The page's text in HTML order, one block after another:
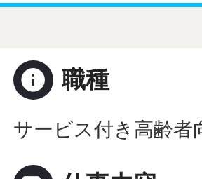
info 職種
サービス付き高齢者